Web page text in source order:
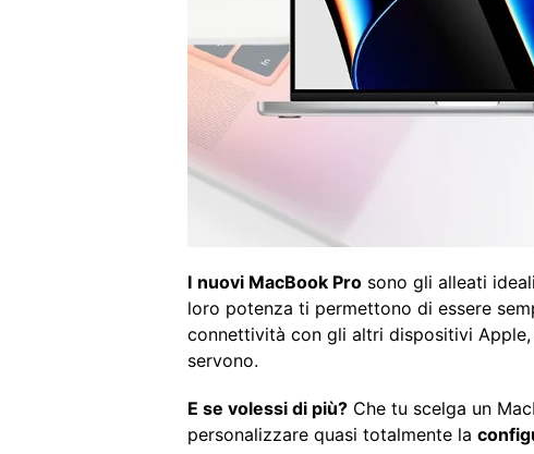
I nuovi MacBook Pro sono gli alleati
loro potenza ti permettono di essere
connettività con gli altri dispositivi
servono.
E se volessi di più? Che tu scelga un
personalizzare quasi totalmente la